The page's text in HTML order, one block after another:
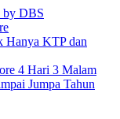
by DBS
Hanya KTP dan
4 Hari 3 Malam
Jumpa Tahun